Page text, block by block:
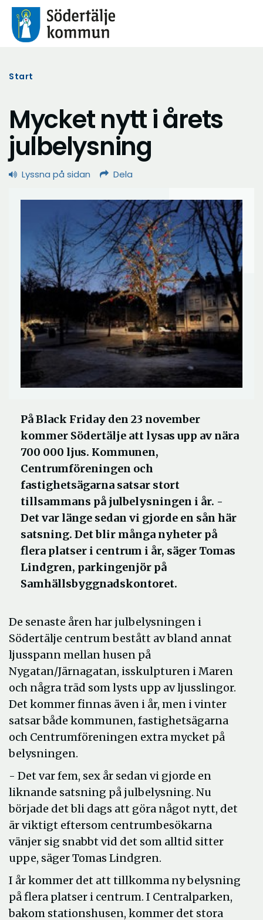
Start
Mycket nytt i årets
julbelysning
Lyssna på sidan Dela
På Black Friday den 23 november
kommer Södertälje att lysas upp av nära
700 000 ljus. Kommunen,
Centrumföreningen och
fastighetsägarna satsar stort
tillsammans på julbelysningen i år. -
Det var länge sedan vi gjorde en sån här
satsning. Det blir många nyheter på
flera platser i centrum i år, säger Tomas
Lindgren, parkingenjör på
Samhällsbyggnadskontoret.
De senaste åren har julbelysningen i
Södertälje centrum bestått av bland annat
ljusspann mellan husen på
Nygatan/Järnagatan, isskulpturen i Maren
och några träd som lysts upp av ljusslingor.
Det kommer finnas även i år, men i vinter
satsar både kommunen, fastighetsägarna
och Centrumföreningen extra mycket på
belysningen.
- Det var fem, sex år sedan vi gjorde en
liknande satsning på julbelysning. Nu
började det bli dags att göra något nytt, det
är viktigt eftersom centrumbesökarna
vänjer sig snabbt vid det som alltid sitter
uppe, säger Tomas Lindgren.
I år kommer det att tillkomma ny belysning
på flera platser i centrum. I Centralparken,
bakom stationshusen, kommer det stora